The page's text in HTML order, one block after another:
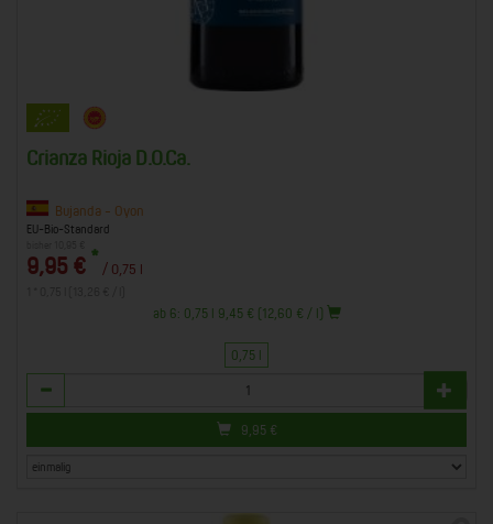
Crianza Rioja D.O.Ca.
Bujanda - Oyon
EU-Bio-Standard
9,95 € * / 0,75 l
ab 6: 0,75 l 9,45 € (12,60 € / l)
0,75 l
Anzahl
9,95 €